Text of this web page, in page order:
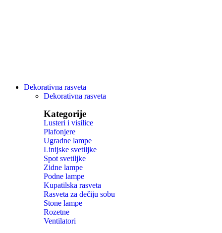
Dekorativna rasveta
Dekorativna rasveta
Kategorije
Lusteri i visilice
Plafonjere
Ugradne lampe
Linijske svetiljke
Spot svetiljke
Zidne lampe
Podne lampe
Kupatilska rasveta
Rasveta za dečiju sobu
Stone lampe
Rozetne
Ventilatori